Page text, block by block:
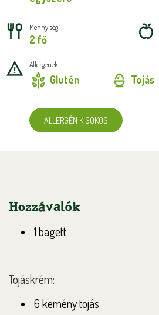
Mennyiség
2 fő
Allergének
Glutén Tojás
ALLERGÉN KISOKOS
Hozzávalók
1 bagett
Tojáskrém:
6 kemény tojás